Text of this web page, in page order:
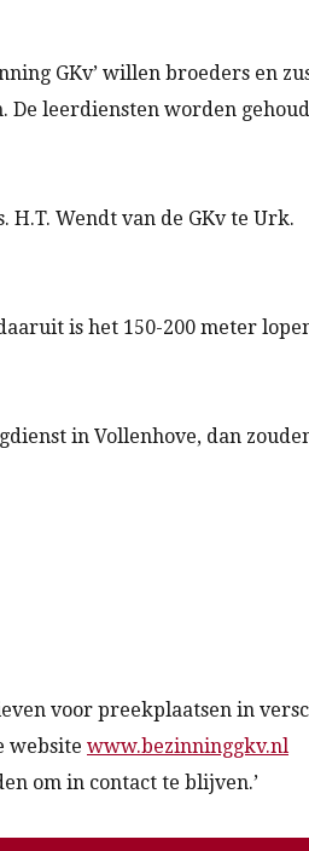
GKv’ willen broeders en
leerdiensten worden
H.T. Wendt van de GKv te Urk.
is het 150-200 meter
in Vollenhove, dan
voor preekplaatsen in
website www.bezinninggkv.nl
om in contact te blijven.’